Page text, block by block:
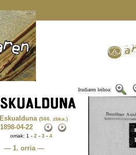
Irudiaren leihoa:
Eskualduna (566. zbka.)
1898-04-22
orriak: 1 - 2 - 3 - 4
— 1. orria —